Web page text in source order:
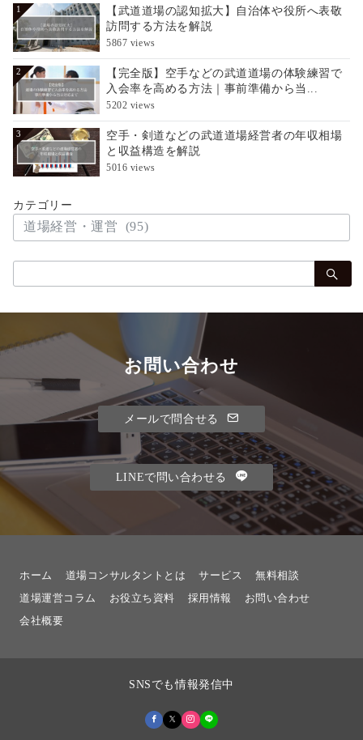
1
【武道道場の認知拡大】自治体や役所へ表敬
訪問する方法を解説
5867 views
2
【完全版】空手などの武道道場の体験練習で
入会率を高める方法｜事前準備から当...
5202 views
3
空手・剣道などの武道道場経営者の年収相場
と収益構造を解説
5016 views
カテゴリー
索：
お問い合わせ
メールで問合せる
LINEで問い合わせる
ホーム 道場コンサルタントとは サービス
無料相談
道場運営コラム
お役立ち資料 採用情報
お問い合わせ
会社概要
SNSでも情報発信中